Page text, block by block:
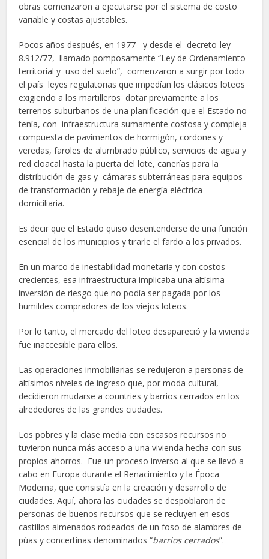
obras comenzaron a ejecutarse por el sistema de costo
variable y costas ajustables.
Pocos años después, en 1977 y desde el decreto-ley
8.912/77, llamado pomposamente “Ley de Ordenamiento
territorial y uso del suelo”, comenzaron a surgir por todo
el país leyes regulatorias que impedían los clásicos loteos
exigiendo a los martilleros dotar previamente a los
terrenos suburbanos de una planificación que el Estado no
tenía, con infraestructura sumamente costosa y compleja
compuesta de pavimentos de hormigón, cordones y
veredas, faroles de alumbrado público, servicios de agua y
red cloacal hasta la puerta del lote, cañerías para la
distribución de gas y cámaras subterráneas para equipos
de transformación y rebaje de energía eléctrica
domiciliaria.
Es decir que el Estado quiso desentenderse de una función
esencial de los municipios y tirarle el fardo a los privados.
En un marco de inestabilidad monetaria y con costos
crecientes, esa infraestructura implicaba una altísima
inversión de riesgo que no podía ser pagada por los
humildes compradores de los viejos loteos.
Por lo tanto, el mercado del loteo desapareció y la vivienda
fue inaccesible para ellos.
Las operaciones inmobiliarias se redujeron a personas de
altísimos niveles de ingreso que, por moda cultural,
decidieron mudarse a countries y barrios cerrados en los
alrededores de las grandes ciudades.
Los pobres y la clase media con escasos recursos no
tuvieron nunca más acceso a una vivienda hecha con sus
propios ahorros. Fue un proceso inverso al que se llevó a
cabo en Europa durante el Renacimiento y la Época
Moderna, que consistía en la creación y desarrollo de
ciudades. Aquí, ahora las ciudades se despoblaron de
personas de buenos recursos que se recluyen en esos
castillos almenados rodeados de un foso de alambres de
púas y concertinas denominados “barrios cerrados”.